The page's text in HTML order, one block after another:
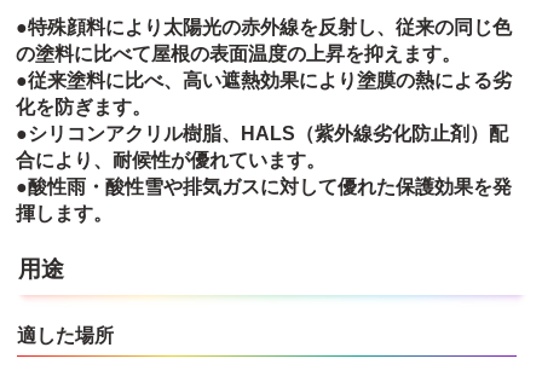
●特殊顔料により太陽光の赤外線を反射し、従来の同じ色
の塗料に比べて屋根の表面温度の上昇を抑えます。
●従来塗料に比べ、高い遮熱効果により塗膜の熱による劣
化を防ぎます。
●シリコンアクリル樹脂、HALS（紫外線劣化防止剤）配
合により、耐候性が優れています。
●酸性雨・酸性雪や排気ガスに対して優れた保護効果を発
揮します。
用途
適した場所